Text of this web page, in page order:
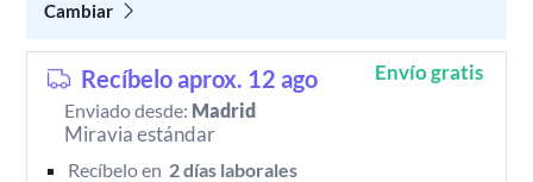
Cambiar
Recíbelo aprox. 12 ago Envío gratis
Enviado desde: Madrid
Miravia estándar
Recíbelo en 2 días laborales